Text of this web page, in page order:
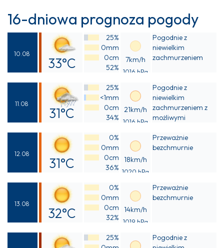
16-dniowa prognoza pogody
10.08
33°C
32°C
25%
0mm
0cm
52%
7km/h
1016 hPa
Pogodnie z
niewielkim
zachmurzeniem
11.08
31°C
30°C
25%
<1mm
0cm
34%
21km/h
1016 hPa
Pogodnie z
niewielkim
zachmurzeniem z
możliwymi
opadami deszczu
12.08
31°C
30°C
0%
0mm
0cm
36%
18km/h
1020 hPa
Przeważnie
bezchmurnie
13.08
32°C
30°C
0%
0mm
0cm
32%
14km/h
1019 hPa
Przeważnie
bezchmurnie
25%
Pogodnie z